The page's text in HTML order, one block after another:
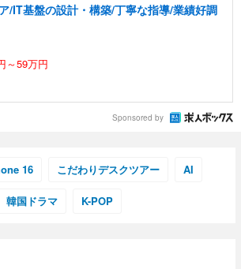
/IT基盤の設計・構築/丁寧な指導/業績好調
～59万円
Sponsored by
16 こだわりデスクツアー AI
韓国ドラマ K-POP